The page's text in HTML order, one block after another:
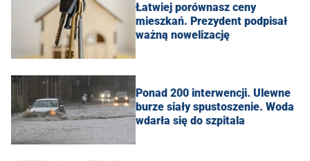
Łatwiej porównasz ceny
mieszkań. Prezydent podpisał
ważną nowelizację
Ponad 200 interwencji. Ulewne
burze siały spustoszenie. Woda
wdarła się do szpitala